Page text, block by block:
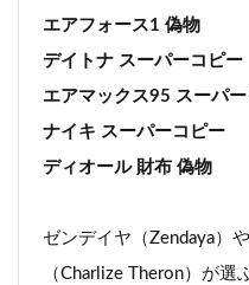
エアフォース1 偽物
デイトナ スーパーコピー
エアマックス95 スーパ
ナイキ スーパーコピー
ディオール 財布 偽物
ゼンデイヤ（Zendaya）
（Charlize Theron）が